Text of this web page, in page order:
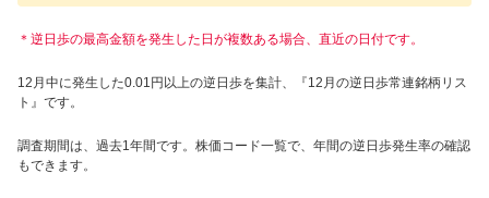
＊逆日歩の最高金額を発生した日が複数ある場合、直近の日付です。
12月中に発生した0.01円以上の逆日歩を集計、『12月の逆日歩常連銘柄リス
ト』です。
調査期間は、過去1年間です。株価コード一覧で、年間の逆日歩発生率の確認
もできます。